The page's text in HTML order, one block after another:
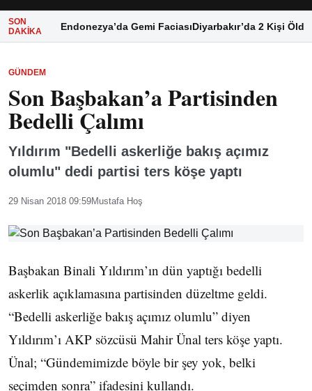
SON
DAKIKA
Endonezya’da Gemi FaciasıDiyarbakır’da 2 Kişi Öldü
GÜNDEM
Son Başbakan’a Partisinden
Bedelli Çalımı
Yıldırım "Bedelli askerliğe bakış açımız
olumlu" dedi partisi ters köşe yaptı
29 Nisan 2018 09:59Mustafa Hoş
Başbakan Binali Yıldırım’ın dün yaptığı bedelli
askerlik açıklamasına partisinden düzeltme geldi.
“Bedelli askerliğe bakış açımız olumlu” diyen
Yıldırım’ı AKP sözcüsü Mahir Ünal ters köşe yaptı.
Ünal; “Gündemimizde böyle bir şey yok, belki
seçimden sonra” ifadesini kullandı.